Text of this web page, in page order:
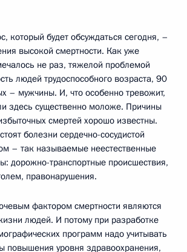
который будет обсуждаться сегодня, –
высокой смертности. Как уже
не раз, тяжелой проблемой
людей трудоспособного возраста, 90
– мужчины. И, что особенно тревожит,
здесь существенно моложе. Причины
смертей хорошо известны.
болезни сердечно-сосудистой
– так называемые неестественные
дорожно-транспортные происшествия,
правонарушения.
фактором смертности являются
людей. И потому при разработке
программ надо учитывать
повышения уровня здравоохранения,